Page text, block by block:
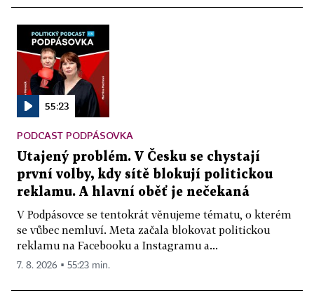
55:23
PODCAST PODPÁSOVKA
Utajený problém. V Česku se chystají
první volby, kdy sítě blokují politickou
reklamu. A hlavní oběť je nečekaná
V Podpásovce se tentokrát věnujeme tématu, o kterém
se vůbec nemluví. Meta začala blokovat politickou
reklamu na Facebooku a Instagramu a...
7. 8. 2026 ▪ 55:23 min.